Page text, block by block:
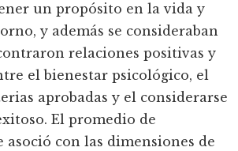
un propósito en la vida y
y además se consideraban
relaciones positivas y
el bienestar psicológico, el
aprobadas y el considerarse
El promedio de
asoció con las dimensiones de